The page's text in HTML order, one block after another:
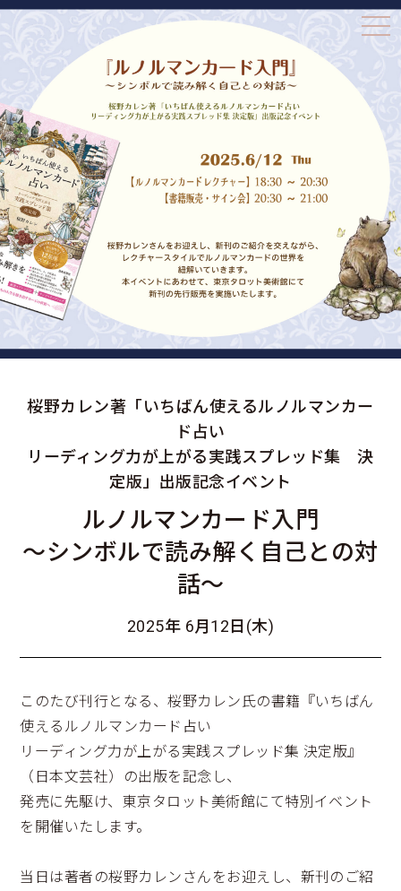
桜野カレン著「いちばん使えるルノルマンカー
ド占い
リーディング力が上がる実践スプレッド集 決
定版」出版記念イベント
ルノルマンカード入門
～シンボルで読み解く自己との対
話～
2025年 6月12日(木)
このたび刊行となる、桜野カレン氏の書籍『いちばん
使えるルノルマンカード占い
リーディング力が上がる実践スプレッド集 決定版』
（日本文芸社）の出版を記念し、
発売に先駆け、東京タロット美術館にて特別イベント
を開催いたします。
当日は著者の桜野カレンさんをお迎えし、新刊のご紹